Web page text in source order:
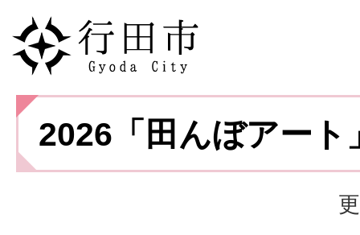
2026「田んぼアート